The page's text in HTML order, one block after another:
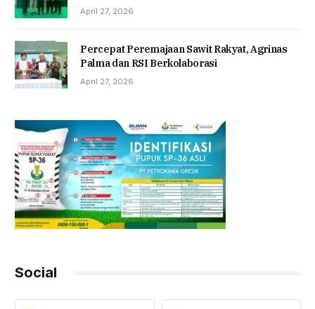
April 27, 2026
Percepat Peremajaan Sawit Rakyat, Agrinas
Palma dan RSI Berkolaborasi
April 27, 2026
Social